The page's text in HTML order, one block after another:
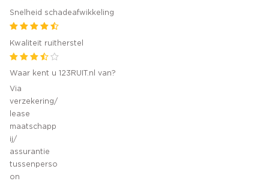
Snelheid schadeafwikkeling
Kwaliteit ruitherstel
Waar kent u 123RUIT.nl van?
Via
verzekering/
lease
maatschapp
ij/
assurantie
tussenperso
on